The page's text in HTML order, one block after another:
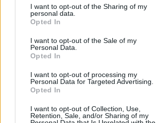
I want to opt-out of the Sharing of my
personal data.
Opted In
I want to opt-out of the Sale of my
Personal Data.
Opted In
I want to opt-out of processing my
Personal Data for Targeted Advertising.
Opted In
I want to opt-out of Collection, Use,
Retention, Sale, and/or Sharing of my